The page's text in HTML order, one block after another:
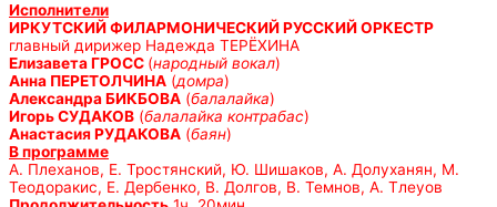
Исполнители
ИРКУТСКИЙ ФИЛАРМОНИЧЕСКИЙ РУССКИЙ ОРКЕСТР
главный дирижер Надежда ТЕРЁХИНА
Елизавета ГРОСС (народный вокал)
Анна ПЕРЕТОЛЧИНА (домра)
Александра БИКБОВА (балалайка)
Игорь СУДАКОВ (балалайка контрабас)
Анастасия РУДАКОВА (баян)
В программе
А. Плеханов, Е. Тростянский, Ю. Шишаков, А. Долуханян, М.
Теодоракис, Е. Дербенко, В. Долгов, В. Темнов, А. Тлеуов